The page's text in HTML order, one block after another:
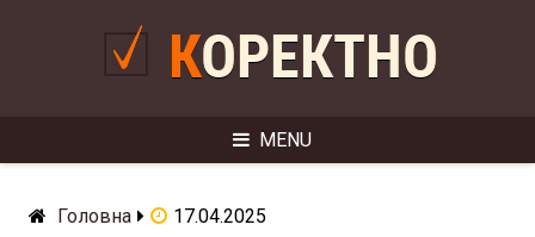
КОРЕКТНО
MENU
Головна 17.04.2025